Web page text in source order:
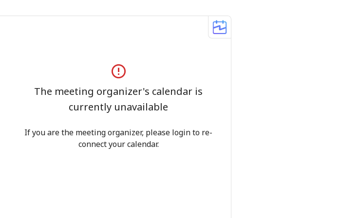
The meeting organizer's calendar is
currently unavailable
If you are the meeting organizer, please login to re-
connect your calendar.